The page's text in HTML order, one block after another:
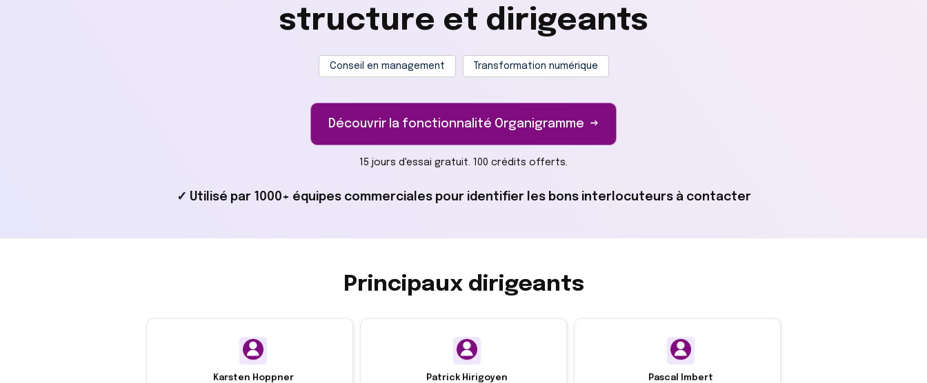
structure et dirigeants
Conseil en management Transformation numérique
Découvrir la fonctionnalité Organigramme →
15 jours d'essai gratuit. 100 crédits offerts.
✓ Utilisé par 1000+ équipes commerciales pour identifier les bons interlocuteurs à contacter
Principaux dirigeants
Karsten Hoppner Patrick Hirigoyen Pascal Imbert